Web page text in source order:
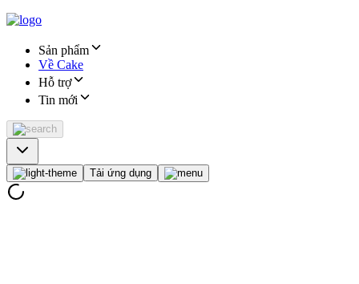
Sản phẩm
Về Cake
Hỗ trợ
Tin mới
Tải ứng dụng